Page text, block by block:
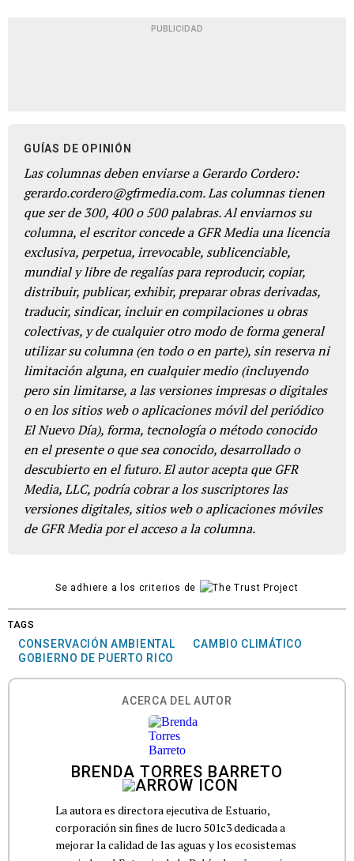
PUBLICIDAD
GUÍAS DE OPINIÓN
Las columnas deben enviarse a Gerardo Cordero:
gerardo.cordero@gfrmedia.com. Las columnas tienen
que ser de 300, 400 o 500 palabras. Al enviarnos su
columna, el escritor concede a GFR Media una licencia
exclusiva, perpetua, irrevocable, sublicenciable,
mundial y libre de regalías para reproducir, copiar,
distribuir, publicar, exhibir, preparar obras derivadas,
traducir, sindicar, incluir en compilaciones u obras
colectivas, y de cualquier otro modo de forma general
utilizar su columna (en todo o en parte), sin reserva ni
limitación alguna, en cualquier medio (incluyendo
pero sin limitarse, a las versiones impresas o digitales
o en los sitios web o aplicaciones móvil del periódico
El Nuevo Día), forma, tecnología o método conocido
en el presente o que sea conocido, desarrollado o
descubierto en el futuro. El autor acepta que GFR
Media, LLC, podría cobrar a los suscriptores las
versiones digitales, sitios web o aplicaciones móviles
de GFR Media por el acceso a la columna.
Se adhiere a los criterios de
TAGS
CONSERVACIÓN AMBIENTAL
CAMBIO CLIMÁTICO
GOBIERNO DE PUERTO RICO
ACERCA DEL AUTOR
BRENDA TORRES BARRETO
La autora es directora ejecutiva de Estuario,
corporación sin fines de lucro 501c3 dedicada a
mejorar la calidad de las aguas y los ecosistemas